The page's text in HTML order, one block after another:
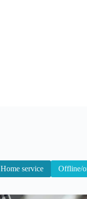
Home service Offline/